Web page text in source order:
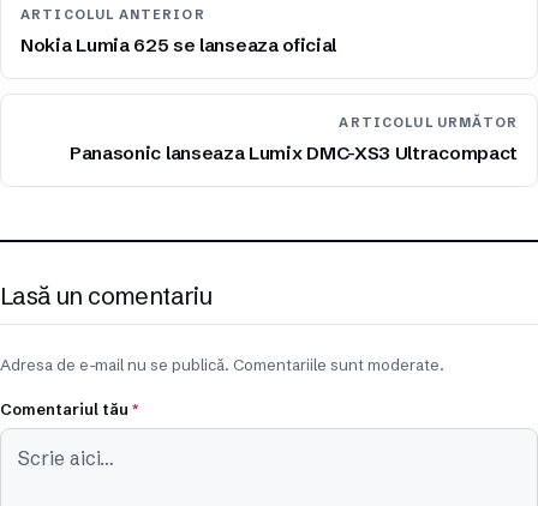
ARTICOLUL ANTERIOR
Nokia Lumia 625 se lanseaza oficial
ARTICOLUL URMĂTOR
Panasonic lanseaza Lumix DMC-XS3 Ultracompact
Lasă un comentariu
Adresa de e-mail nu se publică. Comentariile sunt moderate.
Comentariul tău *